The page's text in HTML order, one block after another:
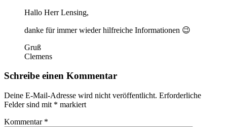
HP-
Treibern
7”
Hallo Herr Lensing,
danke für immer wieder hilfreiche Informationen 😉
Gruß
Clemens
Schreibe einen Kommentar
Deine E-Mail-Adresse wird nicht veröffentlicht. Erforderliche
Felder sind mit * markiert
Kommentar *